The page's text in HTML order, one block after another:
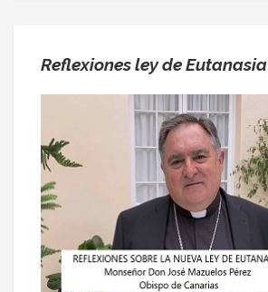
Reflexiones ley de Eutanasia